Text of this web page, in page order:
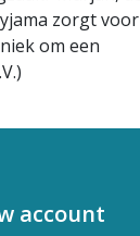
zorgt voor
om een
account